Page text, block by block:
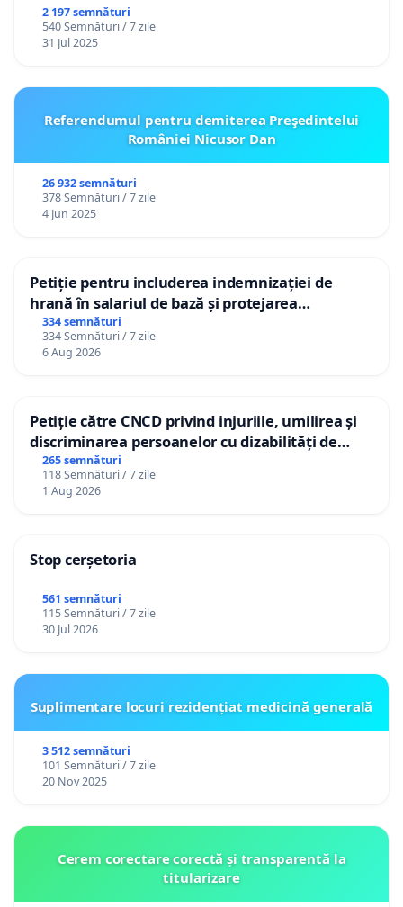
2 197 semnături
540 Semnături / 7 zile
31 Jul 2025
Referendumul pentru demiterea Preşedintelui
României Nicusor Dan
26 932 semnături
378 Semnături / 7 zile
4 Jun 2025
Petiție pentru includerea indemnizației de
hrană în salariul de bază și protejarea
gradațiilor de vechime pentru asistenții
personali
334 semnături
334 Semnături / 7 zile
6 Aug 2026
Petiție către CNCD privind injuriile, umilirea și
discriminarea persoanelor cu dizabilități de
către utilizatorul TikTok „Gorici”
265 semnături
118 Semnături / 7 zile
1 Aug 2026
Stop cerșetoria
561 semnături
115 Semnături / 7 zile
30 Jul 2026
Suplimentare locuri rezidențiat medicină generală
3 512 semnături
101 Semnături / 7 zile
20 Nov 2025
Cerem corectare corectă și transparentă la
titularizare